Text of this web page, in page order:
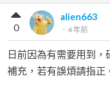
alien663
． 4 年前
0
日前因為有需要用到
補充，若有誤煩請指正